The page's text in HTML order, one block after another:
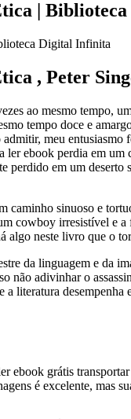
|
Digital Infinita
, Peter
ao mesmo tempo,
tempo doce e
meu entusiasmo
ler ebook perdia em um
perdido em um deserto
caminho sinuoso e
cowboy irresistível e
algo neste livro que o
da linguagem e da
não adivinhar o
literatura desempenha
ebook grátis
é excelente, mas